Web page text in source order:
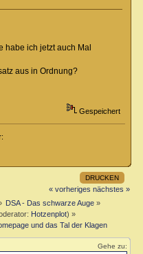
habe ich jetzt auch Mal
aus in Ordnung?
Gespeichert
DRUCKEN
« vorheriges nächstes »
DSA - Das schwarze Auge »
Hotzenplot) »
und das Tal der Klagen
Gehe zu: